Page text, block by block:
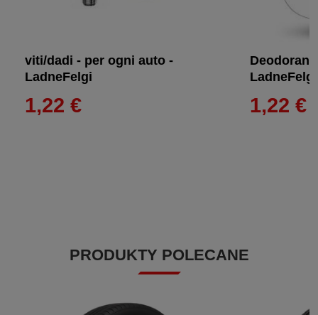
viti/dadi - per ogni auto -
LadneFelgi
1,22 € 1,22 €
PRODUKTY POLECANE